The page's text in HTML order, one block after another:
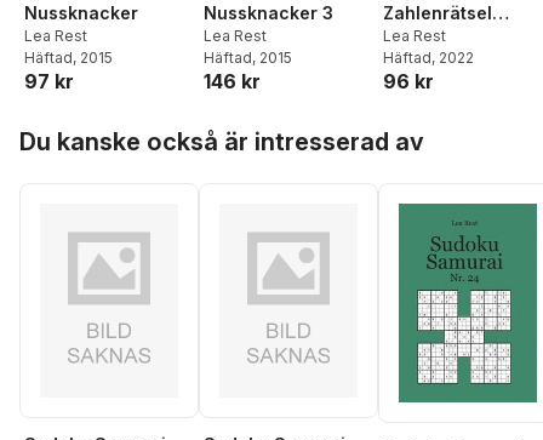
Nussknacker
Lea Rest
Häftad, 2015
97 kr
Nussknacker 3
Lea Rest
Häftad, 2015
146 kr
Zahlenrätsel
schwer und
superhart
Lea Rest
Häftad, 2022
96 kr
Du kanske också är intresserad av